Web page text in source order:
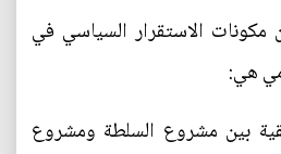
مكونات الاستقرار السياسي في
هي:
بين مشروع السلطة ومشروع